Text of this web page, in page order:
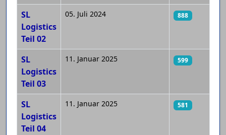
SL
Logistics
Teil 02
05. Juli 2024 888
SL
Logistics
Teil 03
11. Januar 2025 599
SL
Logistics
Teil 04
11. Januar 2025 581